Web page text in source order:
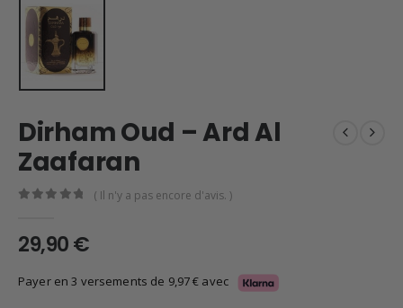
Dirham Oud – Ard Al
Zaafaran
( Il n'y a pas encore d'avis. )
29,90€
Payer en 3 versements de 9,97€ avec